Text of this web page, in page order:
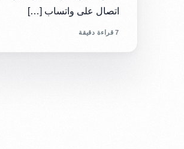
اتصال على واتساب […]
7 قراءة دقيقة